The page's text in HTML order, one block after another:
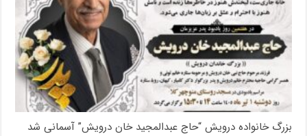
بزرگ خانواده درویش “حاج عبدالمجید خان درویش” آسمانی شد